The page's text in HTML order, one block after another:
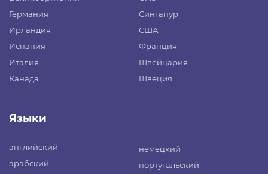
Германия
Ирландия
Испания
Италия
Канада
Сингапур
США
Франция
Швейцария
Швеция
Языки
английский
арабский
немецкий
португальский